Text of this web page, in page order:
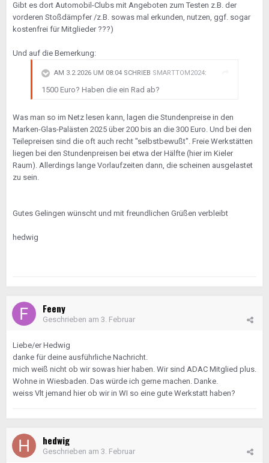
Gibt es dort Automobil-Clubs mit Angeboten zum Testen z.B. der
vorderen Stoßdämpfer /z.B. sowas mal erkunden, nutzen, ggf. sogar
kostenfrei für Mitglieder ???)
Und auf die Bemerkung:
AM 3.2.2026 UM 08:04 SCHRIEB SMARTTOM2024:
1500 Euro? Haben die ein Rad ab?
Was man so im Netz lesen kann, lagen die Stundenpreise in den
Marken-Glas-Palästen 2025 über 200 bis an die 300 Euro. Und bei den
Teilepreisen sind die oft auch recht "selbstbewußt". Freie Werkstätten
liegen bei den Stundenpreisen bei etwa der Hälfte (hier im Kieler
Raum). Allerdings lange Vorlaufzeiten dann, die scheinen ausgelastet
zu sein.
Gutes Gelingen wünscht und mit freundlichen Grüßen verbleibt
hedwig
Feeny
Geschrieben am 3. Februar
Liebe/er Hedwig
danke für deine ausführliche Nachricht.
mich weiß nicht ob wir sowas hier haben. Wir sind ADAC Mitglied plus.
Wohne in Wiesbaden. Das würde ich gerne machen. Danke.
weiss Vlt jemand hier ob wir in WI so eine gute Werkstatt haben?
hedwig
Geschrieben am 3. Februar